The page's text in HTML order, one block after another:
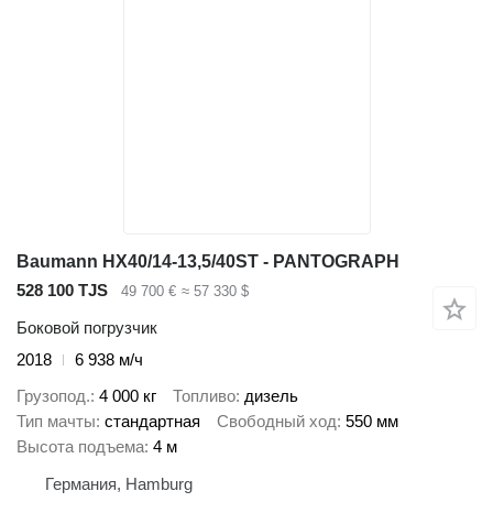
Baumann HX40/14-13,5/40ST - PANTOGRAPH
528 100 TJS
49 700 € ≈ 57 330 $
Боковой погрузчик
2018
6 938 м/ч
Грузопод. 4 000 кг Топливо дизель
Тип мачты стандартная Свободный ход 550 мм
Высота подъема 4 м
Германия, Hamburg